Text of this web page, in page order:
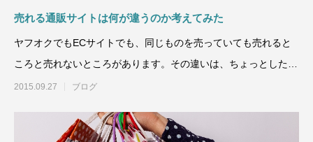
売れる通販サイトは何が違うのか考えてみた
ヤフオクでもECサイトでも、同じものを売っていても売れると
ころと売れないところがあります。その違いは、ちょっとしたこ
となんです。自分でも
2015.09.27 ブログ